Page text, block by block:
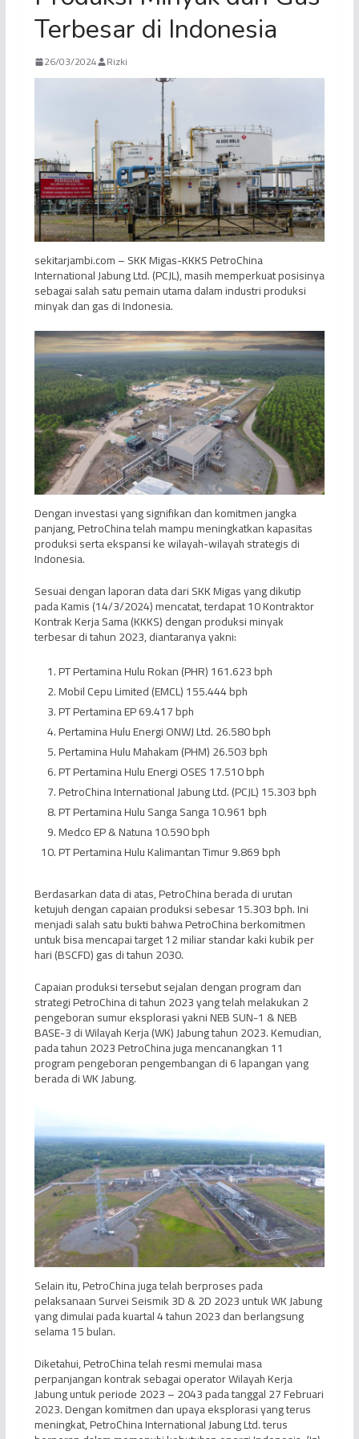
Terbesar di Indonesia
26/03/2024 Rizki
sekitarjambi.com – SKK Migas-KKKS PetroChina
International Jabung Ltd. (PCJL), masih memperkuat posisinya
sebagai salah satu pemain utama dalam industri produksi
minyak dan gas di Indonesia.
Dengan investasi yang signifikan dan komitmen jangka
panjang, PetroChina telah mampu meningkatkan kapasitas
produksi serta ekspansi ke wilayah-wilayah strategis di
Indonesia.
Sesuai dengan laporan data dari SKK Migas yang dikutip
pada Kamis (14/3/2024) mencatat, terdapat 10 Kontraktor
Kontrak Kerja Sama (KKKS) dengan produksi minyak
terbesar di tahun 2023, diantaranya yakni:
PT Pertamina Hulu Rokan (PHR) 161.623 bph
Mobil Cepu Limited (EMCL) 155.444 bph
PT Pertamina EP 69.417 bph
Pertamina Hulu Energi ONWJ Ltd. 26.580 bph
Pertamina Hulu Mahakam (PHM) 26.503 bph
PT Pertamina Hulu Energi OSES 17.510 bph
PetroChina International Jabung Ltd. (PCJL) 15.303 bph
PT Pertamina Hulu Sanga Sanga 10.961 bph
Medco EP & Natuna 10.590 bph
PT Pertamina Hulu Kalimantan Timur 9.869 bph
Berdasarkan data di atas, PetroChina berada di urutan
ketujuh dengan capaian produksi sebesar 15.303 bph. Ini
menjadi salah satu bukti bahwa PetroChina berkomitmen
untuk bisa mencapai target 12 miliar standar kaki kubik per
hari (BSCFD) gas di tahun 2030.
Capaian produksi tersebut sejalan dengan program dan
strategi PetroChina di tahun 2023 yang telah melakukan 2
pengeboran sumur eksplorasi yakni NEB SUN-1 & NEB
BASE-3 di Wilayah Kerja (WK) Jabung tahun 2023. Kemudian,
pada tahun 2023 PetroChina juga mencanangkan 11
program pengeboran pengembangan di 6 lapangan yang
berada di WK Jabung.
Selain itu, PetroChina juga telah berproses pada
pelaksanaan Survei Seismik 3D & 2D 2023 untuk WK Jabung
yang dimulai pada kuartal 4 tahun 2023 dan berlangsung
selama 15 bulan.
Diketahui, PetroChina telah resmi memulai masa
perpanjangan kontrak sebagai operator Wilayah Kerja
Jabung untuk periode 2023 – 2043 pada tanggal 27 Februari
2023. Dengan komitmen dan upaya eksplorasi yang terus
meningkat, PetroChina International Jabung Ltd. terus